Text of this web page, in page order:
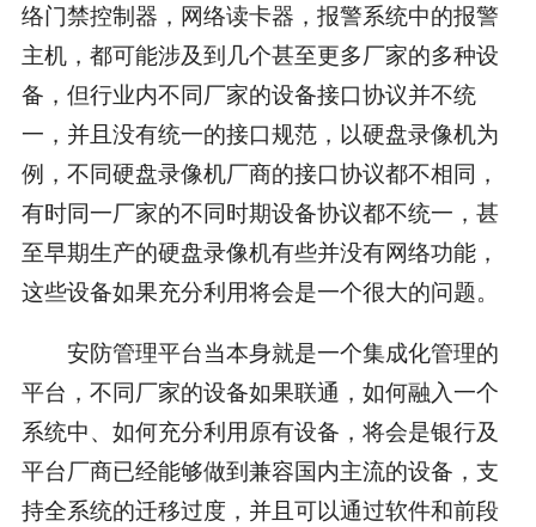
络门禁控制器，网络读卡器，报警系统中的报警
主机，都可能涉及到几个甚至更多厂家的多种设
备，但行业内不同厂家的设备接口协议并不统
一，并且没有统一的接口规范，以硬盘录像机为
例，不同硬盘录像机厂商的接口协议都不相同，
有时同一厂家的不同时期设备协议都不统一，甚
至早期生产的硬盘录像机有些并没有网络功能，
这些设备如果充分利用将会是一个很大的问题。
安防管理平台当本身就是一个集成化管理的
平台，不同厂家的设备如果联通，如何融入一个
系统中、如何充分利用原有设备，将会是银行及
平台厂商已经能够做到兼容国内主流的设备，支
持全系统的迁移过度，并且可以通过软件和前段